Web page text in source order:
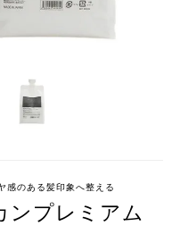
感のある髪印象へ整える
ンプレミアム